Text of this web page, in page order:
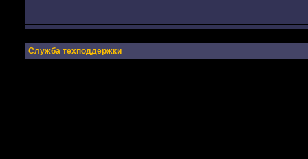
Служба техподдержки